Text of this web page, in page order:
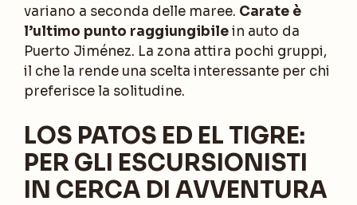
variano a seconda delle maree. Carate è
l’ultimo punto raggiungibilein auto da
Puerto Jiménez. La zona attira pochi gruppi,
il che la rende una scelta interessante per chi
preferisce la solitudine.
LOS PATOS ED EL TIGRE:
PER GLI ESCURSIONISTI
IN CERCA DI AVVENTURA